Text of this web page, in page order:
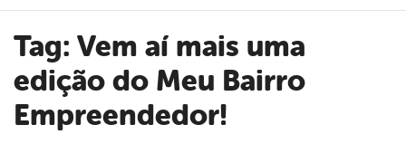
Tag: Vem aí mais uma
edição do Meu Bairro
Empreendedor!